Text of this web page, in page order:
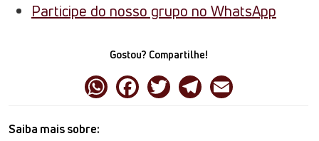
Participe do nosso grupo no WhatsApp
Gostou? Compartilhe!
Saiba mais sobre: